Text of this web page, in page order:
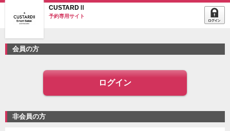
CUSTARDⅡ
予約専用サイト
会員の方
ログイン
非会員の方